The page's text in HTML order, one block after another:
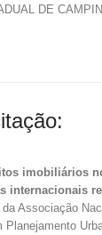
DE
imobiliários
internacionais
Associação